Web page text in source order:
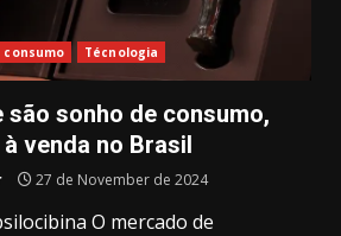
consumo Técnologia
são sonho de consumo,
venda no Brasil
27 de November de 2024
O mercado de